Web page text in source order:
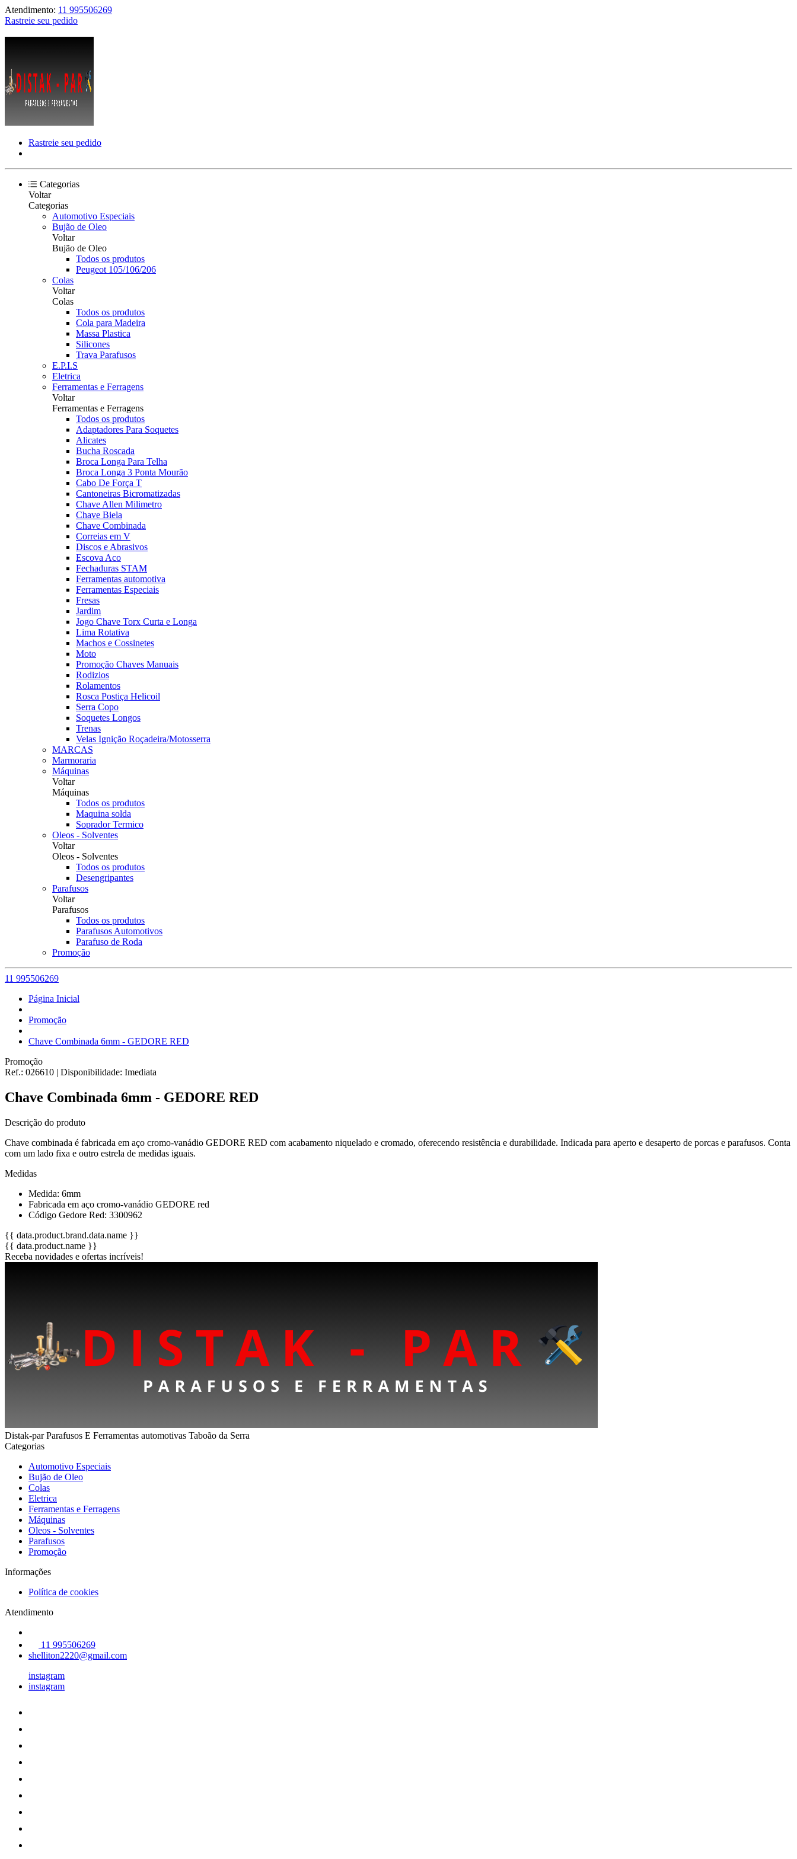
Atendimento: 11 995506269
Rastreie seu pedido
Rastreie seu pedido
Categorias
Voltar
Categorias
Automotivo Especiais
Bujão de Oleo
Voltar
Bujão de Oleo
Todos os produtos
Peugeot 105/106/206
Colas
Voltar
Colas
Todos os produtos
Cola para Madeira
Massa Plastica
Silicones
Trava Parafusos
E.P.I.S
Eletrica
Ferramentas e Ferragens
Voltar
Ferramentas e Ferragens
Todos os produtos
Adaptadores Para Soquetes
Alicates
Bucha Roscada
Broca Longa Para Telha
Broca Longa 3 Ponta Mourão
Cabo De Força T
Cantoneiras Bicromatizadas
Chave Allen Milimetro
Chave Biela
Chave Combinada
Correias em V
Discos e Abrasivos
Escova Aco
Fechaduras STAM
Ferramentas automotiva
Ferramentas Especiais
Fresas
Jardim
Jogo Chave Torx Curta e Longa
Lima Rotativa
Machos e Cossinetes
Moto
Promoção Chaves Manuais
Rodizios
Rolamentos
Rosca Postiça Helicoil
Serra Copo
Soquetes Longos
Trenas
Velas Ignição Roçadeira/Motosserra
MARCAS
Marmoraria
Máquinas
Voltar
Máquinas
Todos os produtos
Maquina solda
Soprador Termico
Oleos - Solventes
Voltar
Oleos - Solventes
Todos os produtos
Desengripantes
Parafusos
Voltar
Parafusos
Todos os produtos
Parafusos Automotivos
Parafuso de Roda
Promoção
11 995506269
Página Inicial
Promoção
Chave Combinada 6mm - GEDORE RED
Promoção
Ref.: 026610 | Disponibilidade: Imediata
Chave Combinada 6mm - GEDORE RED
Descrição do produto
Chave combinada é fabricada em aço cromo-vanádio GEDORE RED com acabamento niquelado e cromado, oferecendo resistência e durabilidade. Indicada para aperto e desaperto de porcas e parafusos. Conta
com um lado fixa e outro estrela de medidas iguais.
Medidas
Medida: 6mm
Fabricada em aço cromo-vanádio GEDORE red
Código Gedore Red: 3300962
{{ data.product.brand.data.name }}
{{ data.product.name }}
Receba novidades e ofertas incríveis!
Distak-par Parafusos E Ferramentas automotivas Taboão da Serra
Categorias
Automotivo Especiais
Bujão de Oleo
Colas
Eletrica
Ferramentas e Ferragens
Máquinas
Oleos - Solventes
Parafusos
Promoção
Informações
Política de cookies
Atendimento
11 995506269
shelliton2220@gmail.com
instagram
instagram